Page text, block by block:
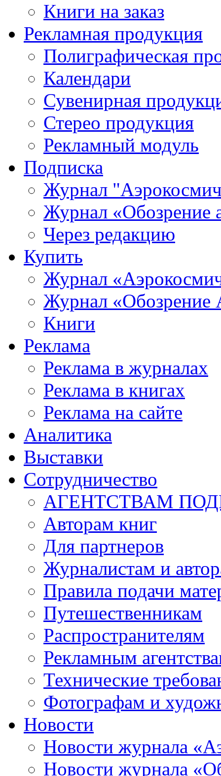
Книги на заказ
Рекламная продукция
Полиграфическая
Календари
Сувенирная
Стерео продукция
Рекламный модуль
Подписка
Журнал
Журнал «Обозрение
Через редакцию
Купить
Журнал
Журнал «Обозрение
Книги
Реклама
Реклама в журналах
Реклама в книгах
Реклама на сайте
Аналитика
Выставки
Сотрудничество
АГЕНТСТВАМ
Авторам книг
Для партнеров
Журналистам и
Правила подачи
Путешественникам
Распространителям
Рекламным
Технические
Фотографам и
Новости
Новости журнала
Новости журнала